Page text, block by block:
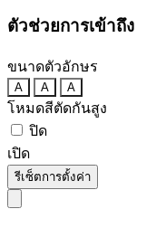
ตัวช่วยการเข้าถึง
ขนาดตัวอักษร
A A A
โหมดสีตัดกันสูง
ปิด
เปิด
รีเซ็ตการตั้งค่า